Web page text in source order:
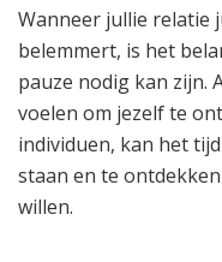
Wanneer jullie relatie
belemmert, is het
pauze nodig kan zijn.
voelen om jezelf te
individuen, kan het
staan en te
willen.